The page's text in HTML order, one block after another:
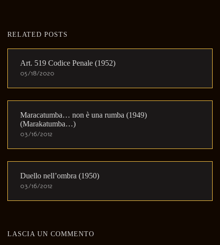
RELATED POSTS
Art. 519 Codice Penale (1952)
05/18/2020
Maracatumba… non è una rumba (1949)
(Marakatumba…)
03/16/2012
Duello nell’ombra (1950)
03/16/2012
LASCIA UN COMMENTO